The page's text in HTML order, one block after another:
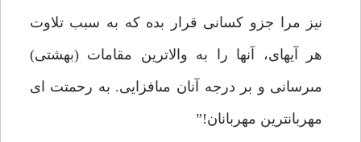
نیز مرا جزو کسانى قرار بده که به سبب تلاوت
هر آیه‏اى، آنها را به والاترین مقامات (بهشتى)
مى‏رسانى و بر درجه آنان مى‏افزایى. به رحمتت اى
مهربان‏ترین مهربانان!”